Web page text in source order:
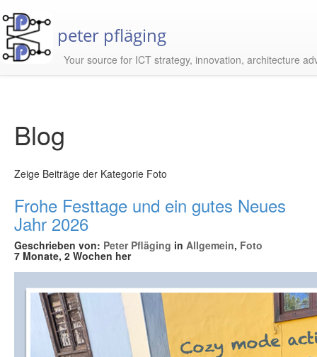
peter pfläging
Your source for ICT strategy, innovation, architecture
Blog
Zeige Beiträge der Kategorie Foto
Frohe Festtage und ein gutes Neues
Jahr 2026
Geschrieben von: Peter Pfläging in Allgemein, Foto
7 Monate, 2 Wochen her